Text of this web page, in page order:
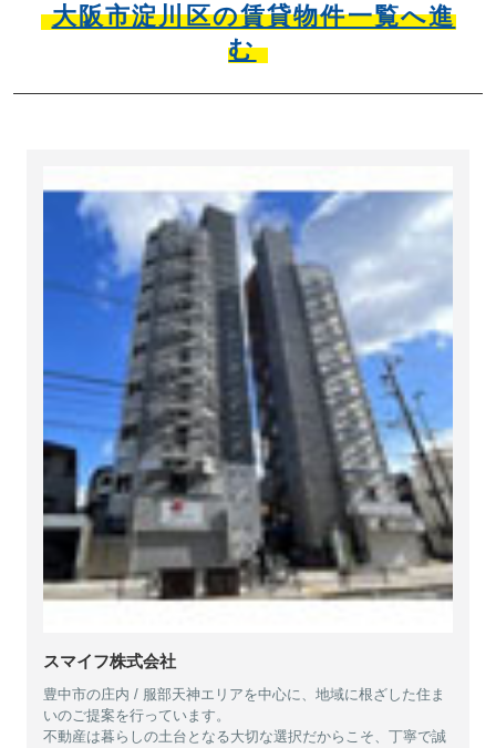
大阪市淀川区の賃貸物件一覧へ進
む
スマイフ株式会社
豊中市の庄内 / 服部天神エリアを中心に、地域に根ざした住ま
いのご提案を行っています。
不動産は暮らしの土台となる大切な選択だからこそ、丁寧で誠